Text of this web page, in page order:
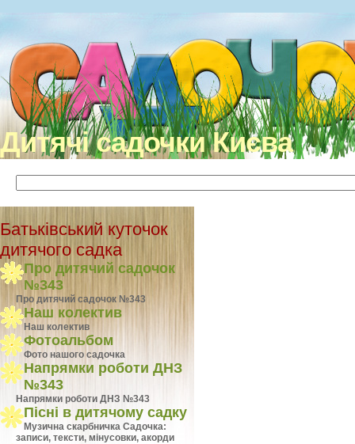
Дитячі садочки Києва
Батьківський куточок
дитячого садка
Про дитячий садочок
№343
Про дитячий садочок №343
Наш колектив
Наш колектив
Фотоальбом
Фото нашого садочка
Напрямки роботи ДНЗ
№343
Напрямки роботи ДНЗ №343
Пісні в дитячому садку
Музична скарбничка Садочка:
записи, тексти, мінусовки, акорди